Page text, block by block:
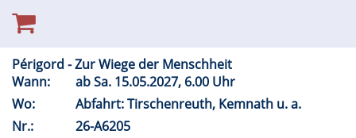
Périgord - Zur Wiege der Menschheit
Wann:
abSa. 15.05.2027, 6.00 Uhr
Wo:
Abfahrt: Tirschenreuth, Kemnath u. a.
Nr.:
26-A6205